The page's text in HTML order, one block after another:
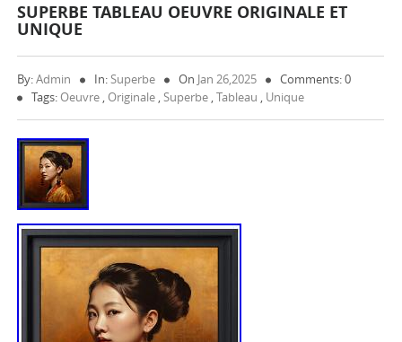
SUPERBE TABLEAU OEUVRE ORIGINALE ET
UNIQUE
By:Admin In:Superbe On Jan 26,2025
Comments: 0
Tags: Oeuvre , Originale ,Superbe ,Tableau , Unique